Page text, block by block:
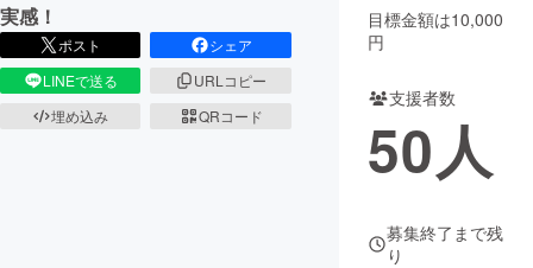
コミュニティ
実感！
ポスト
シェア
LINEで送る
URLコピー
埋め込み
QRコード
目標金額は10,000
円
支援者数
50人
募集終了まで残
り